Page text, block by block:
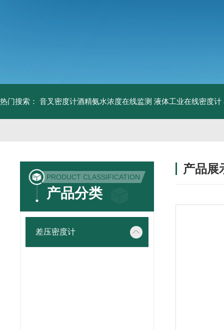
热门搜索： 音叉密度计酒精氨水浓度在线监测 液体工业在线密度计
PRODUCT CLASSIFICATION
产品分类
差压密度计
产品展